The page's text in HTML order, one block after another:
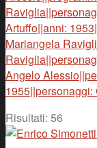
Artuffo||anni:
Mariangela
Angelo
1955||personaggi:
Risultati: 56